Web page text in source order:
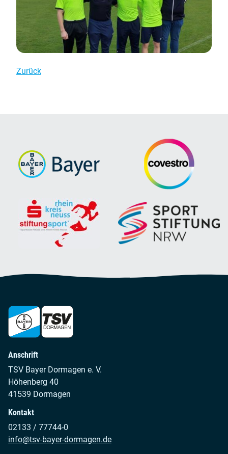
Zurück
Anschrift
TSV Bayer Dormagen e. V.
Höhenberg 40
41539 Dormagen
Kontakt
02133 / 77744-0
info@tsv-bayer-dormagen.de